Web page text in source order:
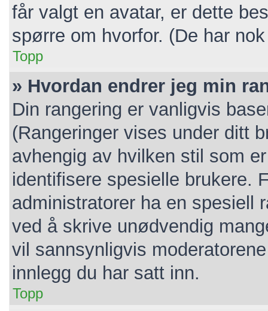
får valgt en avatar, er dette
spørre om hvorfor. (De har
Topp
» Hvordan endrer jeg min
Din rangering er vanligvis
(Rangeringer vises under ditt
avhengig av hvilken stil som
identifisere spesielle brukere.
administratorer ha en spesiell
ved å skrive unødvendig
vil sannsynligvis
innlegg du har satt inn.
Topp